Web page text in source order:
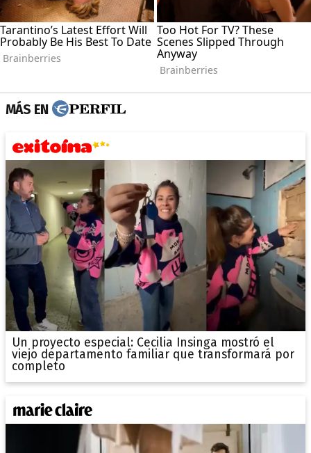
MÁS EN
Un proyecto especial: Cecilia Insinga mostró el
viejo departamento familiar que transformará por
completo